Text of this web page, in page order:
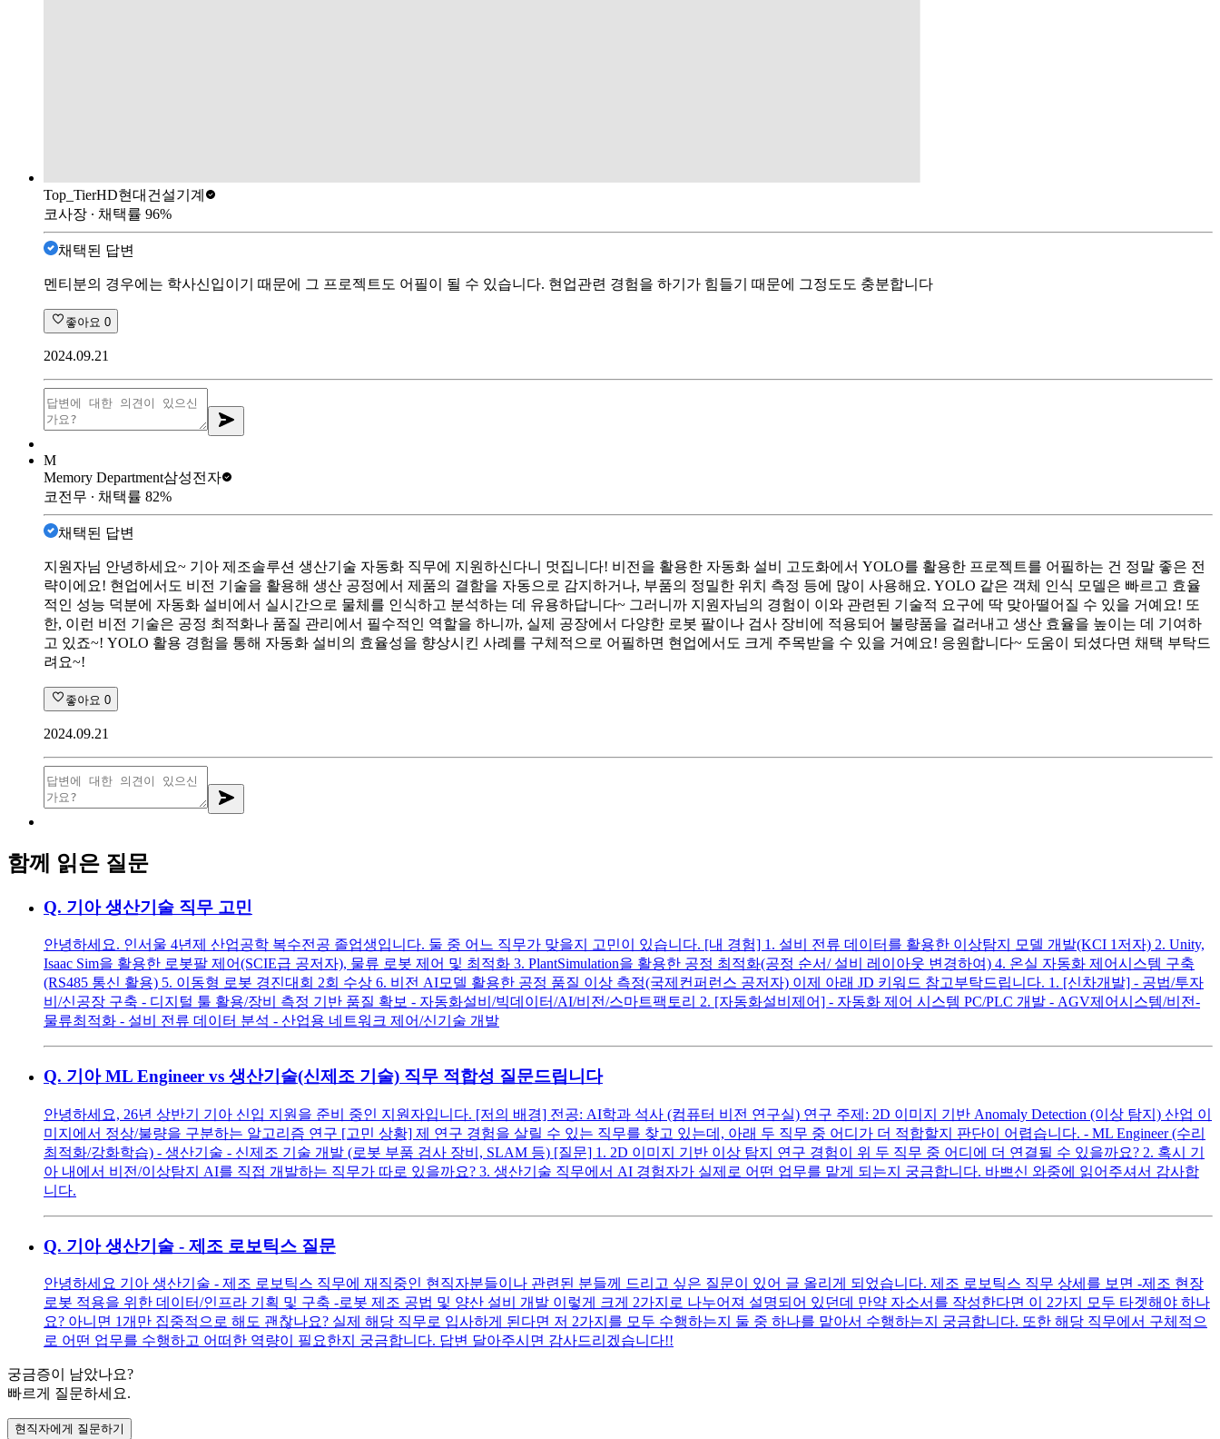
Top_TierHD현대건설기계
코사장 ∙ 채택률 96%
채택된 답변
멘티분의 경우에는 학사신입이기 때문에 그 프로젝트도 어필이 될 수 있습니다. 현업관련 경험을 하기가 힘들기 때문에 그정도도 충분합니다
좋아요 0
2024.09.21
M
Memory Department삼성전자
코전무 ∙ 채택률 82%
채택된 답변
지원자님 안녕하세요~ 기아 제조솔루션 생산기술 자동화 직무에 지원하신다니 멋집니다! 비전을 활용한 자동화 설비 고도화에서 YOLO를 활용한 프로젝트를 어필하는 건 정말 좋은 전
략이에요! 현업에서도 비전 기술을 활용해 생산 공정에서 제품의 결함을 자동으로 감지하거나, 부품의 정밀한 위치 측정 등에 많이 사용해요. YOLO 같은 객체 인식 모델은 빠르고 효율
적인 성능 덕분에 자동화 설비에서 실시간으로 물체를 인식하고 분석하는 데 유용하답니다~ 그러니까 지원자님의 경험이 이와 관련된 기술적 요구에 딱 맞아떨어질 수 있을 거예요! 또
한, 이런 비전 기술은 공정 최적화나 품질 관리에서 필수적인 역할을 하니까, 실제 공장에서 다양한 로봇 팔이나 검사 장비에 적용되어 불량품을 걸러내고 생산 효율을 높이는 데 기여하
고 있죠~! YOLO 활용 경험을 통해 자동화 설비의 효율성을 향상시킨 사례를 구체적으로 어필하면 현업에서도 크게 주목받을 수 있을 거예요! 응원합니다~ 도움이 되셨다면 채택 부탁드
려요~!
좋아요 0
2024.09.21
함께 읽은 질문
Q. 기아 생산기술 직무 고민
안녕하세요. 인서울 4년제 산업공학 복수전공 졸업생입니다. 둘 중 어느 직무가 맞을지 고민이 있습니다. [내 경험] 1. 설비 전류 데이터를 활용한 이상탐지 모델 개발(KCI 1저자) 2. Unity,
Isaac Sim을 활용한 로봇팔 제어(SCIE급 공저자), 물류 로봇 제어 및 최적화 3. PlantSimulation을 활용한 공정 최적화(공정 순서/ 설비 레이아웃 변경하여) 4. 온실 자동화 제어시스템 구축
(RS485 통신 활용) 5. 이동형 로봇 경진대회 2회 수상 6. 비전 AI모델 활용한 공정 품질 이상 측정(국제컨퍼런스 공저자) 이제 아래 JD 키워드 참고부탁드립니다. 1. [신차개발] - 공법/투자
비/신공장 구축 - 디지털 툴 활용/장비 측정 기반 품질 확보 - 자동화설비/빅데이터/AI/비전/스마트팩토리 2. [자동화설비제어] - 자동화 제어 시스템 PC/PLC 개발 - AGV제어시스템/비전-
물류최적화 - 설비 전류 데이터 분석 - 산업용 네트워크 제어/신기술 개발
Q. 기아 ML Engineer vs 생산기술(신제조 기술) 직무 적합성 질문드립니다
안녕하세요, 26년 상반기 기아 신입 지원을 준비 중인 지원자입니다. [저의 배경] 전공: AI학과 석사 (컴퓨터 비전 연구실) 연구 주제: 2D 이미지 기반 Anomaly Detection (이상 탐지) 산업 이
미지에서 정상/불량을 구분하는 알고리즘 연구 [고민 상황] 제 연구 경험을 살릴 수 있는 직무를 찾고 있는데, 아래 두 직무 중 어디가 더 적합할지 판단이 어렵습니다. - ML Engineer (수리
최적화/강화학습) - 생산기술 - 신제조 기술 개발 (로봇 부품 검사 장비, SLAM 등) [질문] 1. 2D 이미지 기반 이상 탐지 연구 경험이 위 두 직무 중 어디에 더 연결될 수 있을까요? 2. 혹시 기
아 내에서 비전/이상탐지 AI를 직접 개발하는 직무가 따로 있을까요? 3. 생산기술 직무에서 AI 경험자가 실제로 어떤 업무를 맡게 되는지 궁금합니다. 바쁘신 와중에 읽어주셔서 감사합
니다.
Q. 기아 생산기술 - 제조 로보틱스 질문
안녕하세요 기아 생산기술 - 제조 로보틱스 직무에 재직중인 현직자분들이나 관련된 분들께 드리고 싶은 질문이 있어 글 올리게 되었습니다. 제조 로보틱스 직무 상세를 보면 -제조 현장
로봇 적용을 위한 데이터/인프라 기획 및 구축 -로봇 제조 공법 및 양산 설비 개발 이렇게 크게 2가지로 나누어져 설명되어 있던데 만약 자소서를 작성한다면 이 2가지 모두 타겟해야 하나
요? 아니면 1개만 집중적으로 해도 괜찮나요? 실제 해당 직무로 입사하게 된다면 저 2가지를 모두 수행하는지 둘 중 하나를 맡아서 수행하는지 궁금합니다. 또한 해당 직무에서 구체적으
로 어떤 업무를 수행하고 어떠한 역량이 필요한지 궁금합니다. 답변 달아주시면 감사드리겠습니다!!
궁금증이 남았나요?
빠르게 질문하세요.
현직자에게 질문하기